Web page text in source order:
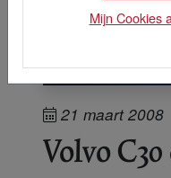
21 maart 2008
Volvo
Mijn Cookies